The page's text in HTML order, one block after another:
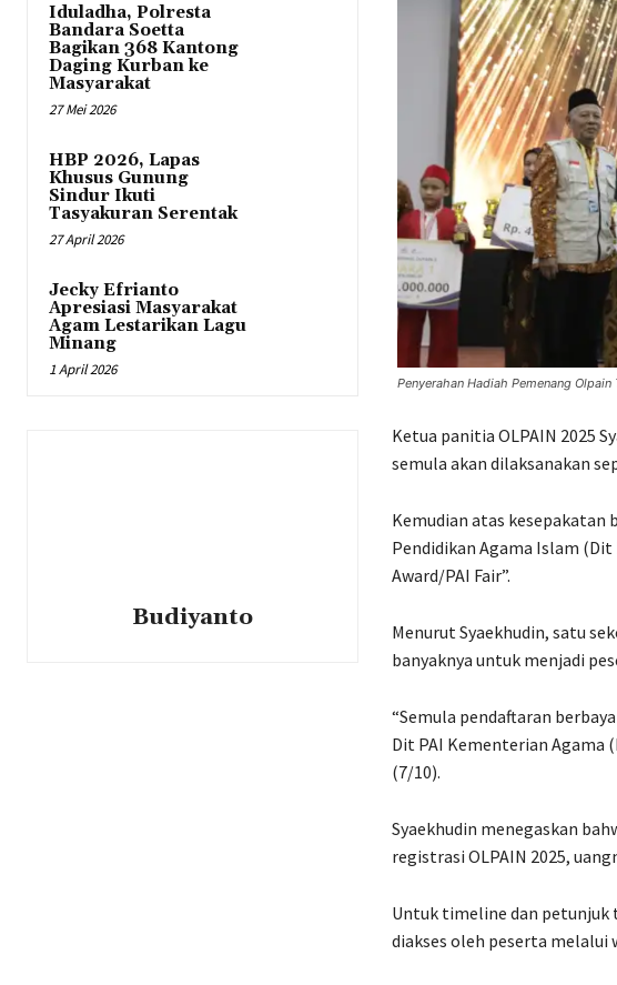
Iduladha, Polresta
Bandara Soetta
Bagikan 368 Kantong
Daging Kurban ke
Masyarakat
27 Mei 2026
HBP 2026, Lapas
Khusus Gunung
Sindur Ikuti
Tasyakuran Serentak
27 April 2026
Jecky Efrianto
Apresiasi Masyarakat
Agam Lestarikan Lagu
Minang
1 April 2026
Budiyanto
Penyerahan Hadiah Pemenang
Ketua panitia OLPAIN 2025
semula akan dilaksanakan
Kemudian atas
Pendidikan Agama Islam (Dit
Award/PAI Fair”.
Menurut Syaekhudin, satu
banyaknya untuk menjadi
“Semula pendaftaran
Dit PAI Kementerian Agama
(7/10).
Syaekhudin menegaskan
registrasi OLPAIN 2025,
Untuk timeline dan petunjuk
diakses oleh peserta melalui